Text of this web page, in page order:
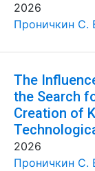
2026
Проничкин С.
The
the Search
Creation of
2026
Проничкин С.